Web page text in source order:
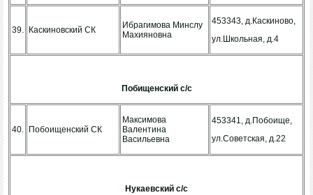
39. Каскиновский СК
Ибрагимова Минслу
Махияновна
453343, д.Каскиново,
ул.Школьная, д.4
Побищенский с/с
40. Побоищенский СК
Максимова
Валентина
Васильевна
453341, д.Побоище,
ул.Советская, д.22
Нукаевский с/с